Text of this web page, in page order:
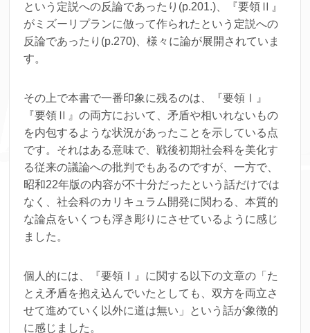
という定説への反論であったり(p.201.)、『要領Ⅱ』
がミズーリプランに倣って作られたという定説への
反論であったり(p.270)、様々に論が展開されていま
す。
その上で本書で一番印象に残るのは、『要領Ⅰ』
『要領Ⅱ』の両方において、矛盾や相いれないもの
を内包するような状況があったことを示している点
です。それはある意味で、戦後初期社会科を美化す
る従来の議論への批判でもあるのですが、一方で、
昭和22年版の内容が不十分だったという話だけでは
なく、社会科のカリキュラム開発に関わる、本質的
な論点をいくつも浮き彫りにさせているように感じ
ました。
個人的には、『要領Ⅰ』に関する以下の文章の「た
とえ矛盾を抱え込んでいたとしても、双方を両立さ
せて進めていく以外に道は無い」という話が象徴的
に感じました。